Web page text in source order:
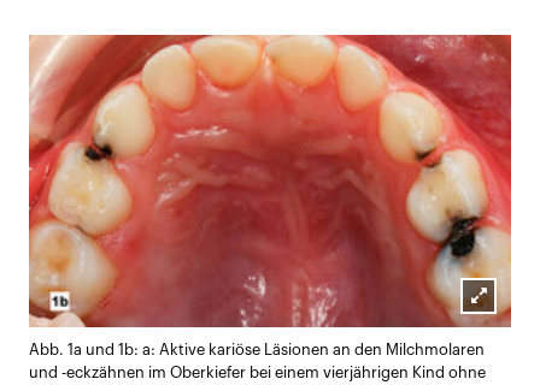
öffnen
Abb. 1a und 1b: a: Aktive kariöse Läsionen an den Milchmolaren
und -eckzähnen im Oberkiefer bei einem vierjährigen Kind ohne